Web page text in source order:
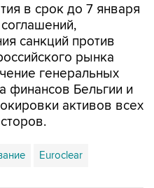
в срок до 7 января
санкций против
рынка
генеральных
финансов Бельгии и
активов всех
Euroclear